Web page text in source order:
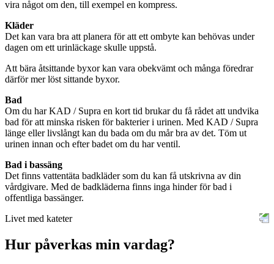
vira något om den, till exempel en kompress.
Kläder
Det kan vara bra att planera för att ett ombyte kan behövas under
dagen om ett urinläckage skulle uppstå.
Att bära åtsittande byxor kan vara obekvämt och många föredrar
därför mer löst sittande byxor.
Bad
Om du har KAD / Supra en kort tid brukar du få rådet att undvika
bad för att minska risken för bakterier i urinen. Med KAD / Supra
länge eller livslångt kan du bada om du mår bra av det. Töm ut
urinen innan och efter badet om du har ventil.
Bad i bassäng
Det finns vattentäta badkläder som du kan få utskrivna av din
vårdgivare. Med de badkläderna finns inga hinder för bad i
offentliga bassänger.
Livet med kateter
Hur påverkas min vardag?